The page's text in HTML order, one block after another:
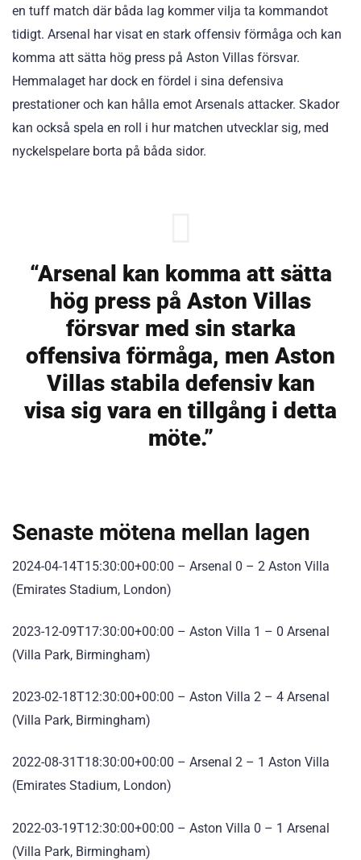
en tuff match där båda lag kommer vilja ta kommandot
tidigt. Arsenal har visat en stark offensiv förmåga och kan
komma att sätta hög press på Aston Villas försvar.
Hemmalaget har dock en fördel i sina defensiva
prestationer och kan hålla emot Arsenals attacker. Skador
kan också spela en roll i hur matchen utvecklar sig, med
nyckelspelare borta på båda sidor.
“Arsenal kan komma att sätta
hög press på Aston Villas
försvar med sin starka
offensiva förmåga, men Aston
Villas stabila defensiv kan
visa sig vara en tillgång i detta
möte.”
Senaste mötena mellan lagen
2024-04-14T15:30:00+00:00 – Arsenal 0 – 2 Aston Villa
(Emirates Stadium, London)
2023-12-09T17:30:00+00:00 – Aston Villa 1 – 0 Arsenal
(Villa Park, Birmingham)
2023-02-18T12:30:00+00:00 – Aston Villa 2 – 4 Arsenal
(Villa Park, Birmingham)
2022-08-31T18:30:00+00:00 – Arsenal 2 – 1 Aston Villa
(Emirates Stadium, London)
2022-03-19T12:30:00+00:00 – Aston Villa 0 – 1 Arsenal
(Villa Park, Birmingham)